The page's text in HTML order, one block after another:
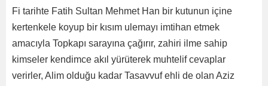
Fi tarihte Fatih Sultan Mehmet Han bir kutunun içine
kertenkele koyup bir kısım ulemayı imtihan etmek
amacıyla Topkapı sarayına çağırır, zahiri ilme sahip
kimseler kendimce akıl yürüterek muhtelif cevaplar
verirler, Alim olduğu kadar Tasavvuf ehli de olan Aziz